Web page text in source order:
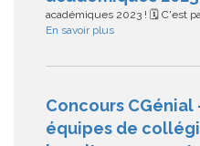
académiques 2023 ! 🗓 C'est
En savoir plus
Concours CGénial
équipes de